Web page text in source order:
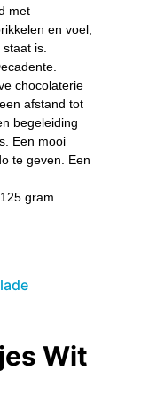
met
en voel,
is.
chocolaterie
afstand tot
begeleiding
Een mooi
te geven. Een
gram
Wit